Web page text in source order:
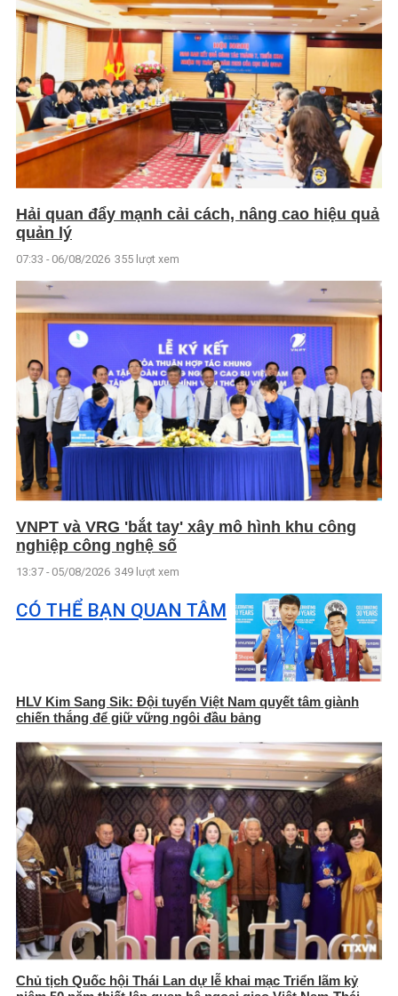
Hải quan đẩy mạnh cải cách, nâng cao hiệu quả
quản lý
07:33 - 06/08/2026 355 lượt xem
VNPT và VRG 'bắt tay' xây mô hình khu công
nghiệp công nghệ số
13:37 - 05/08/2026 349 lượt xem
CÓ THỂ BẠN QUAN TÂM
HLV Kim Sang Sik: Đội tuyển Việt Nam quyết tâm giành
chiến thắng để giữ vững ngôi đầu bảng
Chủ tịch Quốc hội Thái Lan dự lễ khai mạc Triển lãm kỷ